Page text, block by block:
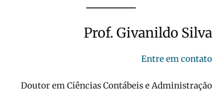
Prof. Givanildo Silva
Entre em contato
Doutor em Ciências Contábeis e Administração